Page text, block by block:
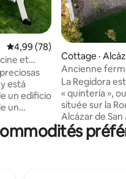
Note moyenne de 4,99 sur
4,99 (78)
et
está
un edificio
un
de
Cottage ·
Ancienne
tradition
La Regidora
« quintería »,
située sur la
Alcázar de
Alba. Le
maison de